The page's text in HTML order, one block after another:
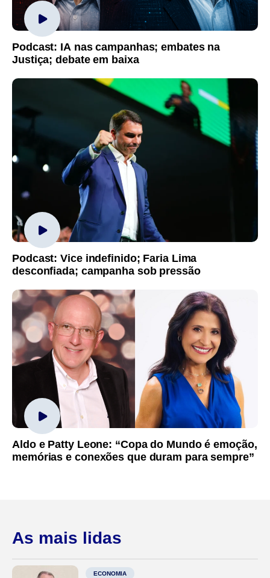
Podcast: IA nas campanhas; embates na
Justiça; debate em baixa
Podcast: Vice indefinido; Faria Lima
desconfiada; campanha sob pressão
Aldo e Patty Leone: “Copa do Mundo é emoção,
memórias e conexões que duram para sempre”
As mais lidas
ECONOMIA